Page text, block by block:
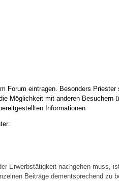
Forum eintragen. Besonders Priester
Möglichkeit mit anderen Besuchern
Informationen.
Erwerbstätigkeit nachgehen muss,
Beiträge dementsprechend zu